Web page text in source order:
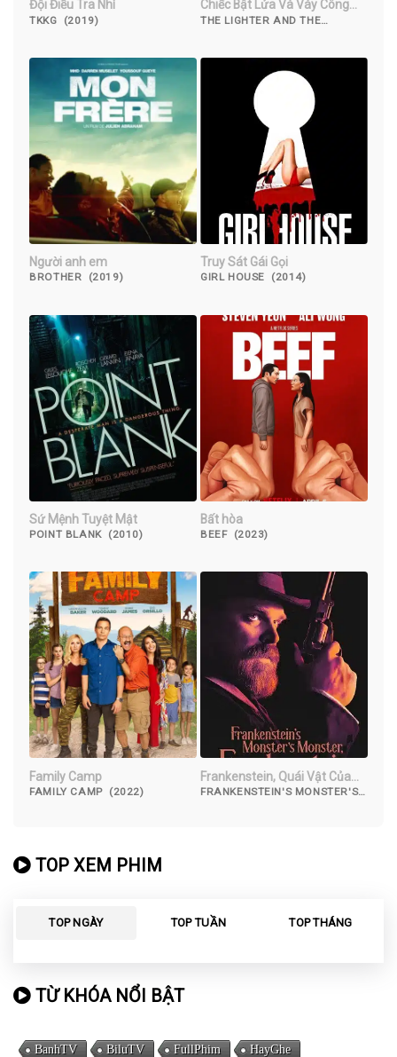
Đội Điều Tra Nhí
TKKG (2019)
Chiếc Bật Lửa Và Váy Công
Chúa
THE LIGHTER AND THE
Người anh em
BROTHER (2019)
Truy Sát Gái Gọi
GIRL HOUSE (2014)
Sứ Mệnh Tuyệt Mật
POINT BLANK (2010)
Bất hòa
BEEF (2023)
Family Camp
FAMILY CAMP (2022)
Frankenstein, Quái Vật Của
Quái Vật Của Frankenstein
FRANKENSTEIN'S MONSTER'S
TOP XEM PHIM
TOP NGÀY TOP TUẦN TOP THÁNG
TỪ KHÓA NỔI BẬT
BanhTV BiluTV FullPhim HayGhe